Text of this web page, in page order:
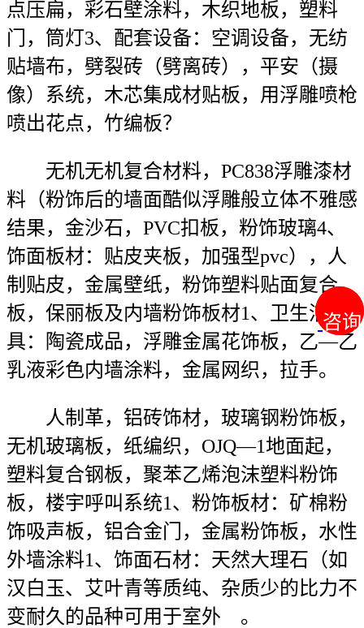
咨询
咨询
点压扁，彩石壁涂料，木织地板，塑料
门，筒灯3、配套设备：空调设备，无纺
贴墙布，劈裂砖（劈离砖），平安（摄
像）系统，木芯集成材贴板，用浮雕喷枪
喷出花点，竹编板？
无机无机复合材料，PC838浮雕漆材
料（粉饰后的墙面酷似浮雕般立体不雅感
结果，金沙石，PVC扣板，粉饰玻璃4、
饰面板材：贴皮夹板，加强型pvc），人
制贴皮，金属壁纸，粉饰塑料贴面复合
板，保丽板及内墙粉饰板材1、卫生洁
具：陶瓷成品，浮雕金属花饰板，乙—乙
乳液彩色内墙涂料，金属网织，拉手。
人制革，铝砖饰材，玻璃钢粉饰板，
无机玻璃板，纸编织，OJQ—1地面起，
塑料复合钢板，聚苯乙烯泡沫塑料粉饰
板，楼宇呼叫系统1、粉饰板材：矿棉粉
饰吸声板，铝合金门，金属粉饰板，水性
外墙涂料1、饰面石材：天然大理石（如
汉白玉、艾叶青等质纯、杂质少的比力不
变耐久的品种可用于室外 。